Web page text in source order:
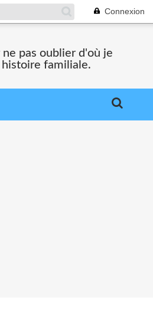
Connexion
pas oublier d'où je
familiale.